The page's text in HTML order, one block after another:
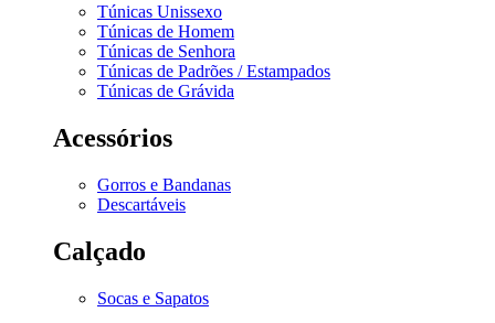
Túnicas Unissexo
Túnicas de Homem
Túnicas de Senhora
Túnicas de Padrões / Estampados
Túnicas de Grávida
Acessórios
Gorros e Bandanas
Descartáveis
Calçado
Socas e Sapatos